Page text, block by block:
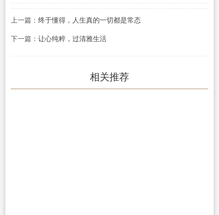
上一篇： 终于懂得，人生真的一切都是常态
下一篇： 让心纯粹，过清雅生活
相关推荐